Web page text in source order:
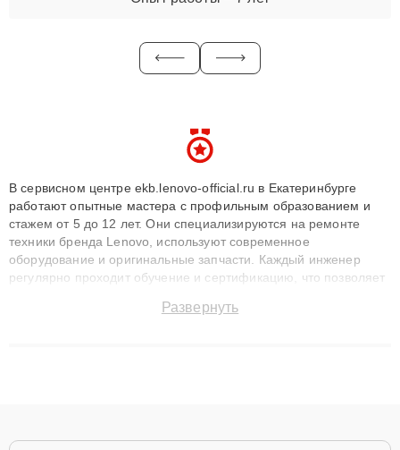
В сервисном центре ekb.lenovo-official.ru в Екатеринбурге
работают опытные мастера с профильным образованием и
стажем от 5 до 12 лет. Они специализируются на ремонте
техники бренда Lenovo, используют современное
оборудование и оригинальные запчасти. Каждый инженер
регулярно проходит обучение и сертификацию, что позволяет
технику с сохранением гарантии до 3 лет. Наши мастера
Развернуть